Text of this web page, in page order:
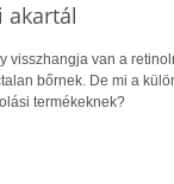
visszhangja van a
bőrnek. De mi a
termékeknek?